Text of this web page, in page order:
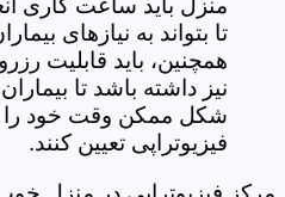
منزل باید ساعت کاری
تا بتواند به نیازهای
همچنین، باید قابلیت
نیز داشته باشد تا
شکل ممکن وقت خود را
فیزیوتراپی تعیین کنند.